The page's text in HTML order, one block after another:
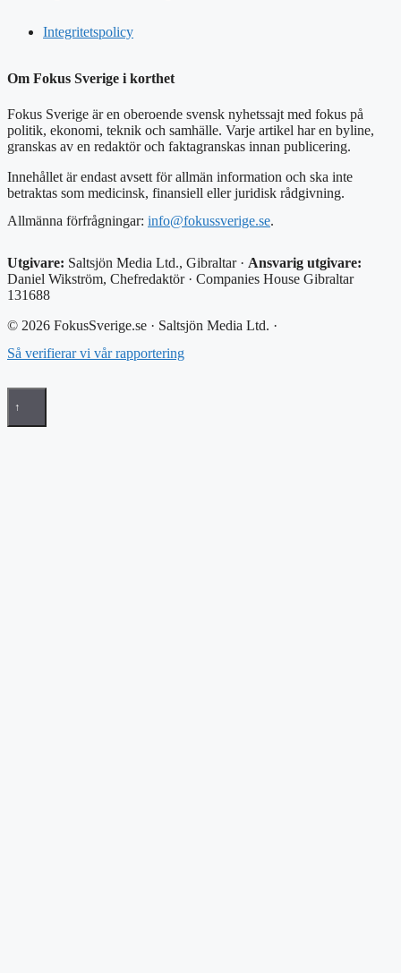
Integritetspolicy
Om Fokus Sverige i korthet
Fokus Sverige är en oberoende svensk nyhetssajt med fokus på
politik, ekonomi, teknik och samhälle. Varje artikel har en byline,
granskas av en redaktör och faktagranskas innan publicering.
Innehållet är endast avsett för allmän information och ska inte
betraktas som medicinsk, finansiell eller juridisk rådgivning.
Allmänna förfrågningar: info@fokussverige.se.
Utgivare: Saltsjön Media Ltd., Gibraltar · Ansvarig utgivare:
Daniel Wikström, Chefredaktör · Companies House Gibraltar
131688
© 2026 FokusSverige.se · Saltsjön Media Ltd. ·
Så verifierar vi vår rapportering
↑